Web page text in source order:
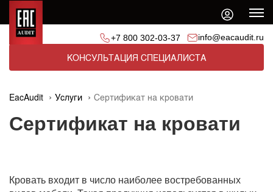
+7 800 302-03-37 info@eacaudit.ru
КОНСУЛЬТАЦИЯ СПЕЦИАЛИСТА
EacAudit Услуги Сертификат на кровати
Сертификат на кровати
Кровать входит в число наиболее востребованных